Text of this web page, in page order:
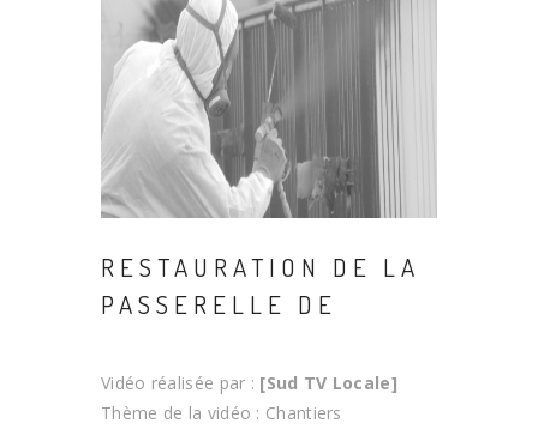
RESTAURATION DE LA
PASSERELLE DE
Vidéo réalisée par : [Sud TV Locale]
Thème de la vidéo : Chantiers